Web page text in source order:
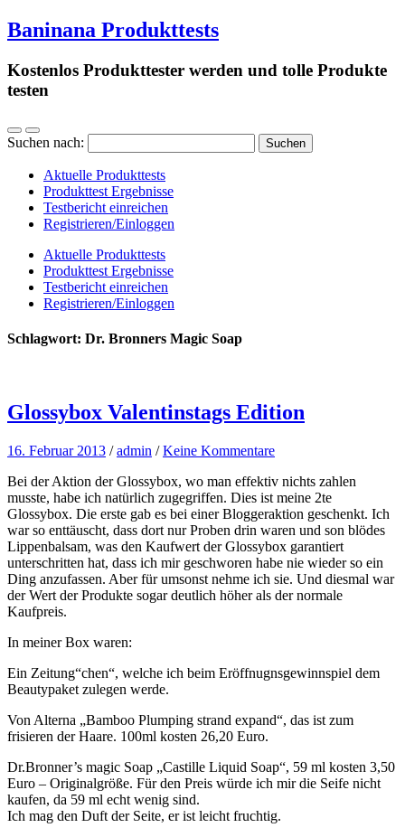
Baninana Produkttests
Kostenlos Produkttester werden und tolle Produkte
testen
Suchen nach:
Aktuelle Produkttests
Produkttest Ergebnisse
Testbericht einreichen
Registrieren/Einloggen
Aktuelle Produkttests
Produkttest Ergebnisse
Testbericht einreichen
Registrieren/Einloggen
Schlagwort: Dr. Bronners Magic Soap
Glossybox Valentinstags Edition
16. Februar 2013 /admin /Keine Kommentare
Bei der Aktion der Glossybox, wo man effektiv nichts zahlen
musste, habe ich natürlich zugegriffen. Dies ist meine 2te
Glossybox. Die erste gab es bei einer Bloggeraktion geschenkt. Ich
war so enttäuscht, dass dort nur Proben drin waren und son blödes
Lippenbalsam, was den Kaufwert der Glossybox garantiert
unterschritten hat, dass ich mir geschworen habe nie wieder so ein
Ding anzufassen. Aber für umsonst nehme ich sie. Und diesmal war
der Wert der Produkte sogar deutlich höher als der normale
Kaufpreis.
In meiner Box waren:
Ein Zeitung“chen“, welche ich beim Eröffnugnsgewinnspiel dem
Beautypaket zulegen werde.
Von Alterna „Bamboo Plumping strand expand“, das ist zum
frisieren der Haare. 100ml kosten 26,20 Euro.
Dr.Bronner’s magic Soap „Castille Liquid Soap“, 59 ml kosten 3,50
Euro – Originalgröße. Für den Preis würde ich mir die Seife nicht
kaufen, da 59 ml echt wenig sind.
Ich mag den Duft der Seite, er ist leicht fruchtig.